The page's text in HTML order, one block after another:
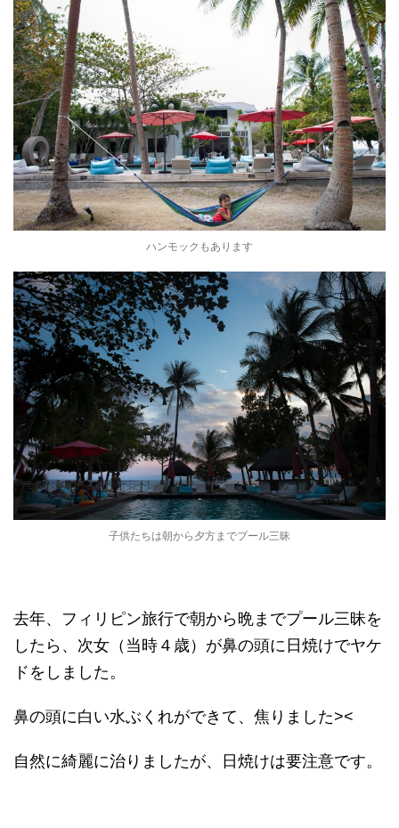
ハンモックもあります
子供たちは朝から夕方までプール三昧
去年、フィリピン旅行で朝から晩までプール三昧を
したら、次女（当時４歳）が鼻の頭に日焼けでヤケ
ドをしました。
鼻の頭に白い水ぶくれができて、焦りました><
自然に綺麗に治りましたが、日焼けは要注意です。